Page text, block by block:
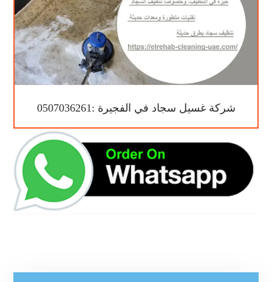
شركة غسيل سجاد في الفجيرة :0507036261